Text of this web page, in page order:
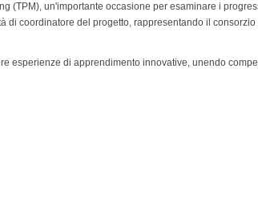
(TPM), un'importante occasione per esaminare i
di coordinatore del progetto, rappresentando il
esperienze di apprendimento innovative, unendo